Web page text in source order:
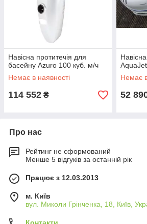
Навісна протитечія для
басейну Azuro 100 куб. м/ч
Немає в наявності
114 552 ₴
Немає
52
Про нас
Рейтинг не сформований
Менше 5 відгуків за останній рік
Працює з 12.03.2013
м. Київ
вул. Миколи Грінченка, 18, Київ,